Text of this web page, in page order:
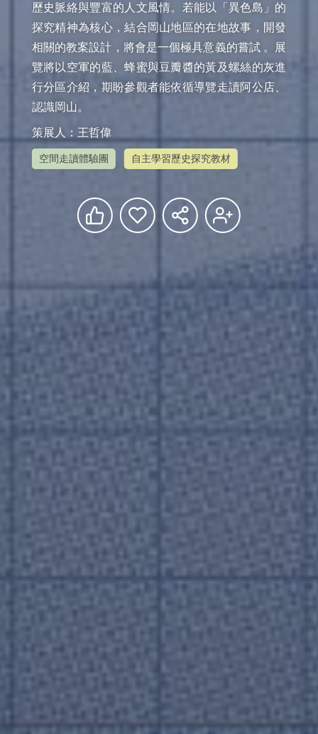
歷史脈絡與豐富的人文風情。若能以「異色島」的
探究精神為核心，結合岡山地區的在地故事，開發
相關的教案設計，將會是一個極具意義的嘗試 。展
覽將以空軍的藍、蜂蜜與豆瓣醬的黃及螺絲的灰進
行分區介紹，期盼參觀者能依循導覽走讀阿公店、
認識岡山。
策展人：王哲偉
空間走讀體驗團 自主學習歷史探究教材